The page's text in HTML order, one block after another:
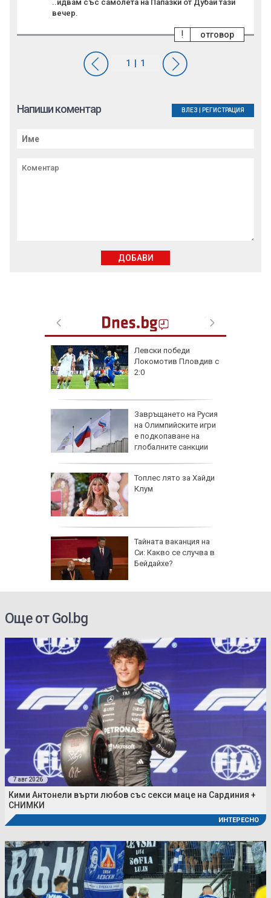
Левски победи
Локомотив Пловдив с
2:0
Завръщането на Русия
на Олимпийските игри
е подкопаване на
глобалните санкции
Топлес лято за Хайди
Клум
Тайната ваканция на
Си: Какво се случва в
Бейдайхе?
..идвам със самолета на Папазки от Дубай тази
вечер.
отговор
!
Напиши коментар ВЛЕЗ РЕГИСТРАЦИЯ
ДОБАВИ
Още от Gol.bg
7 авг 2026
Кими Антонели върти любов със секси маце на Сардиния +
СНИМКИ
ИНТЕРЕСНО